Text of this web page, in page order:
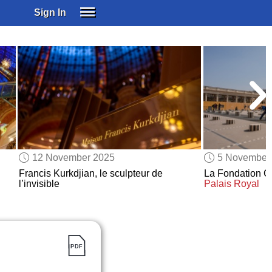
Sign In
SUBSCRIBE
EDUCATIONAL LICENSES
GIFT CARDS
OTHER LANGUAGES
ABOUT US
ALEXA
ADJUST COLORS
12 November 2025
Francis Kurkdjian, le sculpteur de
l’invisible
5
La Fondation
Palais Royal